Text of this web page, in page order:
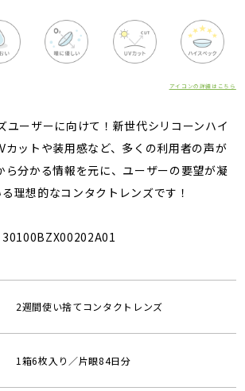
アイコンの詳細はこちら
ユーザーに向けて！新世代シリコーンハイ
カットや装用感など、多くの利用者の声が
ら分かる情報を元に、ユーザーの要望が凝
理想的なコンタクトレンズです！
2週間使い捨てコンタクトレンズ
1箱6枚入り／片眼84日分